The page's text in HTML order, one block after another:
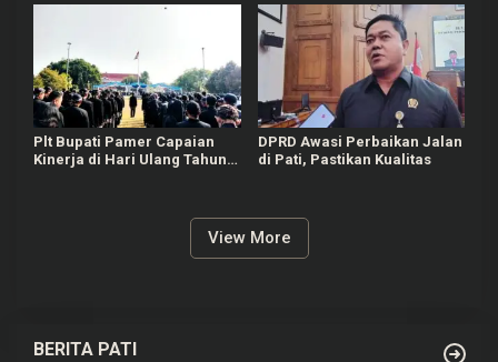
Plt Bupati Pamer Capaian
Kinerja di Hari Ulang Tahun
DPRD Awasi Perbaikan Jalan
di Pati, Pastikan Kualitas
View More
BERITA PATI